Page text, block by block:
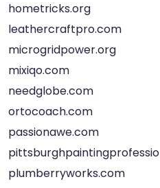
hometricks.org
leathercraftpro.com
microgridpower.org
mixiqo.com
needglobe.com
ortocoach.com
passionawe.com
plumberryworks.com